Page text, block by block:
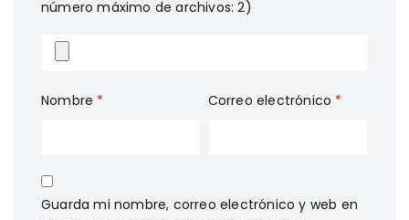
número máximo de archivos: 2)
Nombre * Correo electrónico *
Guarda mi nombre, correo electrónico y web en